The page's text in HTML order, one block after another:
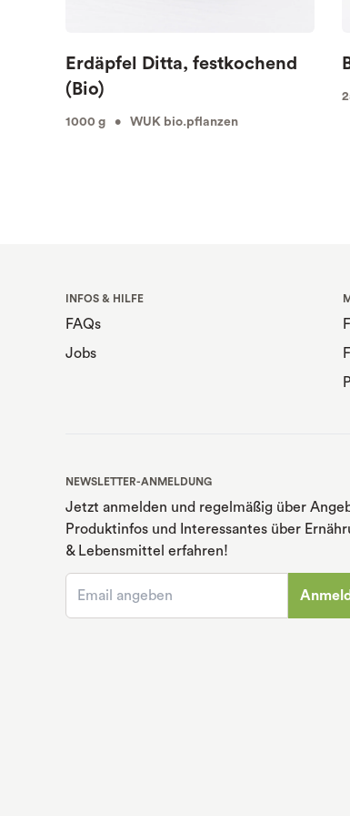
Erdäpfel Ditta, festkochend
(Bio)
1000 g • WUK bio.pflanzen
INFOS & HILFE
FAQs
Jobs
NEWSLETTER-ANMELDUNG
Jetzt anmelden und regelmäßig über
Produktinfos und Interessantes über
& Lebensmittel erfahren!